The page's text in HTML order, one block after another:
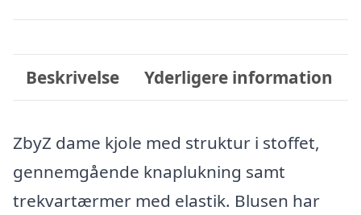
Beskrivelse Yderligere information
ZbyZ dame kjole med struktur i stoffet,
gennemgående knaplukning samt
trekvartærmer med elastik. Blusen har